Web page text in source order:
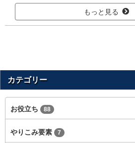
もっと見る
カテゴリー
お役立ち 88
やりこみ要素 7